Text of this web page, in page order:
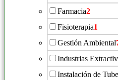
Farmacia2
Fisioterapia1
Gestión Ambiental
Industrias
Instalación de